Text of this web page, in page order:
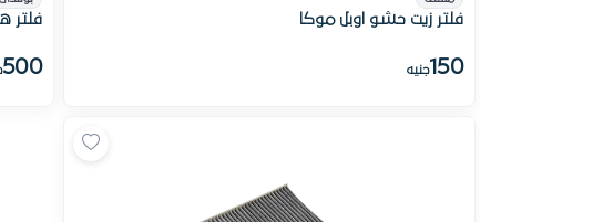
فلتر زيت حشو اوبل موكا
150جنيه
فلتر
500